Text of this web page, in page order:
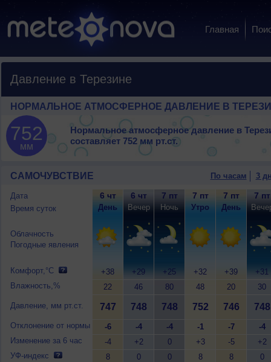
Главная
Давление в Терезине
НОРМАЛЬНОЕ АТМОСФЕРНОЕ ДАВЛЕНИЕ В
752
мм
Нормальное атмосферное давление в
составляет 752 мм рт.ст.
САМОЧУВСТВИЕ По часам 3
Дата
Время суток
Облачность
Погодные явления
Комфорт,°C
Влажность,%
Давление, мм рт.ст.
Отклонение от нормы
Изменение за 6 час
УФ-индекс
6 чт
День
+38
22
747
-6
-4
8
6 чт
Вечер
+29
46
748
-4
+2
0
7 пт
Ночь
+25
80
748
-4
0
0
7 пт
Утро
+32
48
752
-1
+3
8
7 пт
День
+39
20
746
-7
-5
8
7 пт
+31
30
748
-4
+2
0